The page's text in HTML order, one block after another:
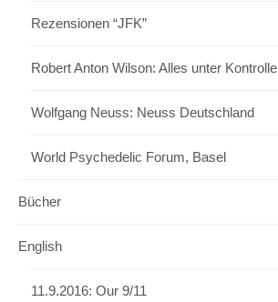
Rezensionen “JFK”
Robert Anton Wilson: Alles unter Kontrolle
Wolfgang Neuss: Neuss Deutschland
World Psychedelic Forum, Basel
Bücher
English
11.9.2016: Our 9/11